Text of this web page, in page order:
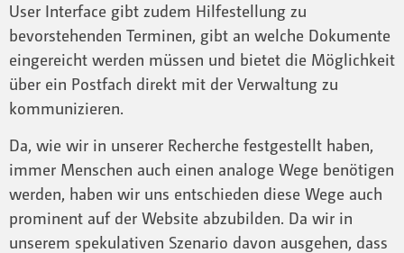
User Interface gibt zudem Hilfestellung zu
bevorstehenden Terminen, gibt an welche Dokumente
eingereicht werden müssen und bietet die Möglichkeit
über ein Postfach direkt mit der Verwaltung zu
kommunizieren.
Da, wie wir in unserer Recherche festgestellt haben,
immer Menschen auch einen analoge Wege benötigen
werden, haben wir uns entschieden diese Wege auch
prominent auf der Website abzubilden. Da wir in
unserem spekulativen Szenario davon ausgehen, dass